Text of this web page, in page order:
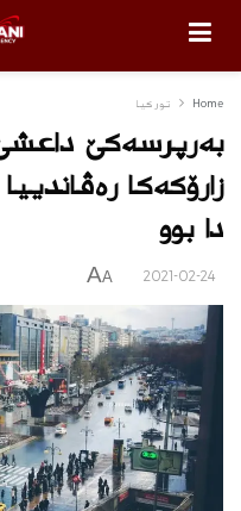
Home توركیا
بەرپرسه‌كێ
زارۆكه‌كا
دا بوو
2021-02-24
A
A